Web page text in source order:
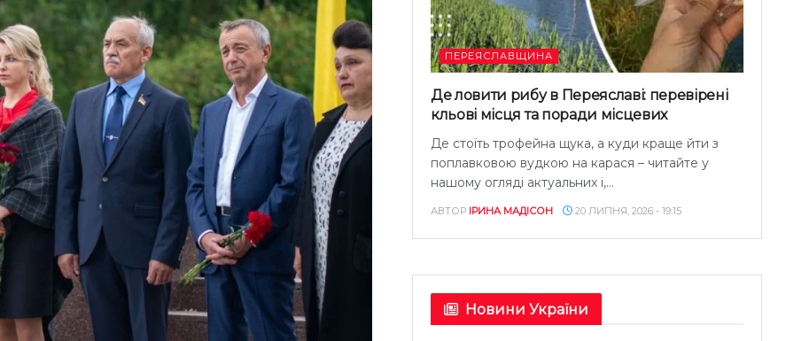
ПЕРЕЯСЛАВЩИНА
Де ловити рибу в Переяславі: перевірені
кльові місця та поради місцевих
Де стоїть трофейна щука, а куди краще йти з
поплавковою вудкою на карася – читайте у
нашому огляді актуальних і,...
АВТОР ІРИНА МАДІСОН 20 ЛИПНЯ, 2026 - 19:15
Новини України